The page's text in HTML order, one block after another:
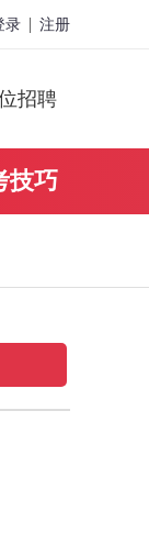
录 注册
招聘
技巧